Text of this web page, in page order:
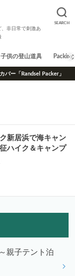
SEARCH
非日常で刺激あ
子供の登山道具 Packing
バー「Randsel Packer」
新居浜で海キャン
ハイク＆キャンプ
親子テント泊